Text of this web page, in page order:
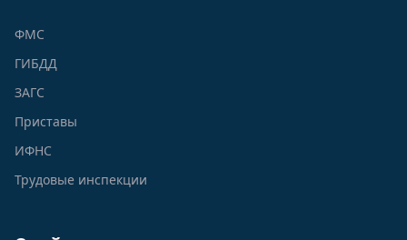
ФМС
ГИБДД
ЗАГС
Приставы
ИФНС
Трудовые инспекции